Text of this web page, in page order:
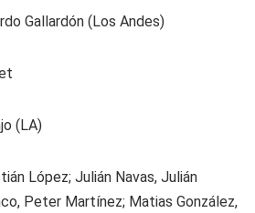
Gallardón (Los Andes)
(LA)
López; Julián Navas, Julián
Peter Martínez; Matias González,